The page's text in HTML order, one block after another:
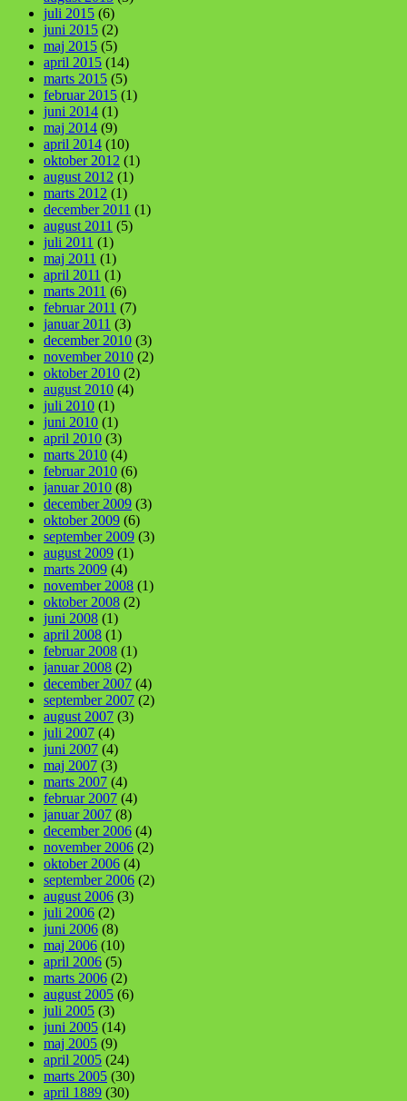
juli 2015 (6)
juni 2015 (2)
maj 2015 (5)
april 2015 (14)
marts 2015 (5)
februar 2015 (1)
juni 2014 (1)
maj 2014 (9)
april 2014 (10)
oktober 2012 (1)
august 2012 (1)
marts 2012 (1)
december 2011 (1)
august 2011 (5)
juli 2011 (1)
maj 2011 (1)
april 2011 (1)
marts 2011 (6)
februar 2011 (7)
januar 2011 (3)
december 2010 (3)
november 2010 (2)
oktober 2010 (2)
august 2010 (4)
juli 2010 (1)
juni 2010 (1)
april 2010 (3)
marts 2010 (4)
februar 2010 (6)
januar 2010 (8)
december 2009 (3)
oktober 2009 (6)
september 2009 (3)
august 2009 (1)
marts 2009 (4)
november 2008 (1)
oktober 2008 (2)
juni 2008 (1)
april 2008 (1)
februar 2008 (1)
januar 2008 (2)
december 2007 (4)
september 2007 (2)
august 2007 (3)
juli 2007 (4)
juni 2007 (4)
maj 2007 (3)
marts 2007 (4)
februar 2007 (4)
januar 2007 (8)
december 2006 (4)
november 2006 (2)
oktober 2006 (4)
september 2006 (2)
august 2006 (3)
juli 2006 (2)
juni 2006 (8)
maj 2006 (10)
april 2006 (5)
marts 2006 (2)
august 2005 (6)
juli 2005 (3)
juni 2005 (14)
maj 2005 (9)
april 2005 (24)
marts 2005 (30)
april 1889 (30)